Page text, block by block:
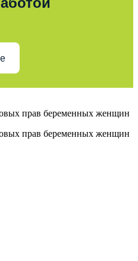
прав беременных женщин
прав беременных женщин